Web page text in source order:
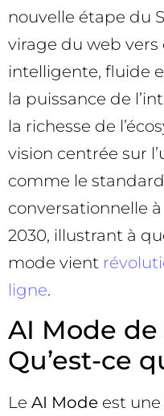
nouvelle étape du
virage du web vers
intelligente, fluide
la puissance de
la richesse de
vision centrée sur
comme le
conversationnelle
2030, illustrant à
mode vient
ligne.
AI Mode de
Qu’est-ce
Le AI Mode est